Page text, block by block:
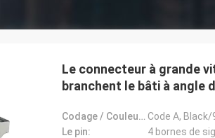
Le connecteur à grande
branchent le bâti à angle
Codage / Couleur (Automobile): Code A, Black/
Le pin:
4 bornes de